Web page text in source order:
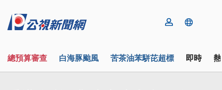
總預算審查 白海豚颱風 苦茶油苯駢芘超標 即時